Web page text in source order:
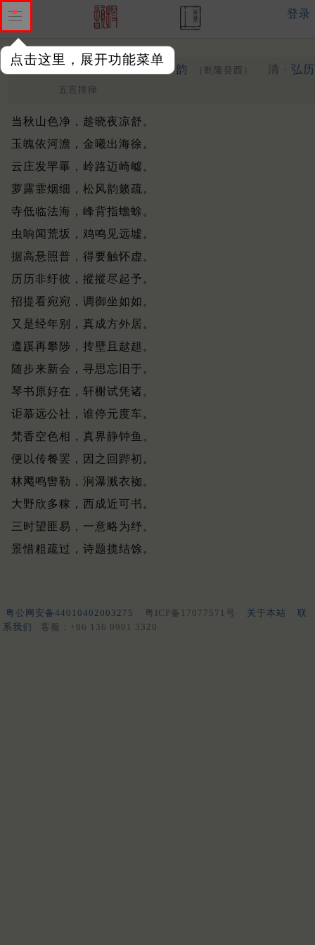
点击这里，展开功能菜单
登录
游宝珠香界诸胜即景得二十韵 （乾隆癸酉） 清 · 弘历
五言排律
当秋山色净，趁晓夜凉舒。
玉魄依河澹，金曦出海徐。
云庄发䍐罼，岭路迈崎㠊。
萝露霏烟细，松风韵籁疏。
寺低临法海，峰背指蟾蜍。
虫响闻荒坂，鸡鸣见远墟。
据高悬照普，得要触怀虚。
历历非纡彼，摐摐尽起予。
招提看宛宛，调御坐如如。
又是经年别，真成方外居。
遵蹊再攀陟，抟壁且趑趄。
随步来新会，寻思忘旧于。
琴书原好在，轩榭试凭诸。
讵慕远公社，谁停元度车。
梵香空色相，真界静钟鱼。
便以传餐罢，因之回跸初。
林飔鸣辔勒，涧瀑溅衣袽。
大野欣多稼，西成近可书。
三时望匪易，一意略为纾。
景惜粗疏过，诗题揽结馀。
粤公网安备44010402003275 粤ICP备17077571号 关于本站
联
系我们
客服：+86 136 0901 3320